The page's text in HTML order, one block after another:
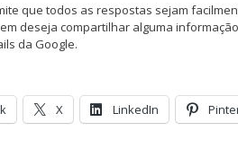
que todos as respostas sejam
deseja compartilhar alguma
da Google.
X LinkedIn